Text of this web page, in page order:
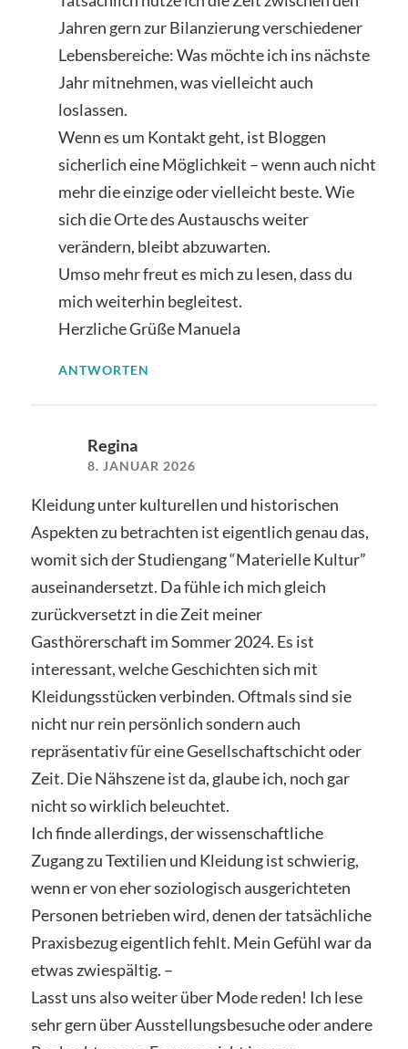
Jahren gern zur Bilanzierung verschiedener
Lebensbereiche: Was möchte ich ins nächste
Jahr mitnehmen, was vielleicht auch
loslassen.
Wenn es um Kontakt geht, ist Bloggen
sicherlich eine Möglichkeit – wenn auch nicht
mehr die einzige oder vielleicht beste. Wie
sich die Orte des Austauschs weiter
verändern, bleibt abzuwarten.
Umso mehr freut es mich zu lesen, dass du
mich weiterhin begleitest.
Herzliche Grüße Manuela
ANTWORTEN
Regina
8. JANUAR 2026
Kleidung unter kulturellen und historischen
Aspekten zu betrachten ist eigentlich genau das,
womit sich der Studiengang “Materielle Kultur”
auseinandersetzt. Da fühle ich mich gleich
zurückversetzt in die Zeit meiner
Gasthörerschaft im Sommer 2024. Es ist
interessant, welche Geschichten sich mit
Kleidungsstücken verbinden. Oftmals sind sie
nicht nur rein persönlich sondern auch
repräsentativ für eine Gesellschaftschicht oder
Zeit. Die Nähszene ist da, glaube ich, noch gar
nicht so wirklich beleuchtet.
Ich finde allerdings, der wissenschaftliche
Zugang zu Textilien und Kleidung ist schwierig,
wenn er von eher soziologisch ausgerichteten
Personen betrieben wird, denen der tatsächliche
Praxisbezug eigentlich fehlt. Mein Gefühl war da
etwas zwiespältig. –
Lasst uns also weiter über Mode reden! Ich lese
sehr gern über Ausstellungsbesuche oder andere